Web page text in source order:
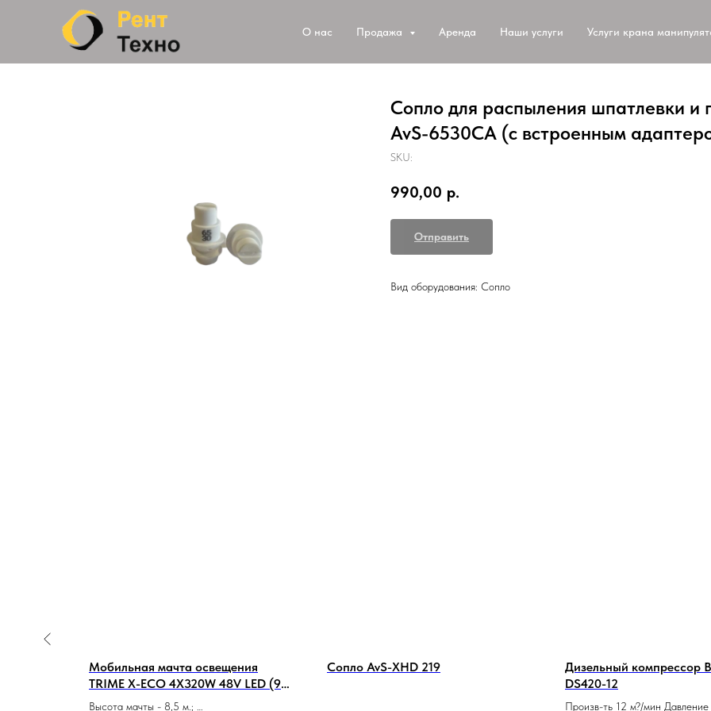
О нас Продажа Аренда Наши услуги Услуги крана
Сопло для распыления шпатлевки и
AvS-6530CA (с встроенным
SKU:
990,00 р.
Отправить
Вид оборудования: Сопло
Мобильная мачта освещения
TRIME X-ECO 4X320W 48V LED (9м)
светодиодная
Высота мачты - 8,5 м.;
Сопло AvS-XHD 219
Дизельный компрессор
DS420-12
Произв-ть 12 м?/мин